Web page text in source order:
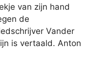
van zijn hand
de
Vander
is vertaald. Anton